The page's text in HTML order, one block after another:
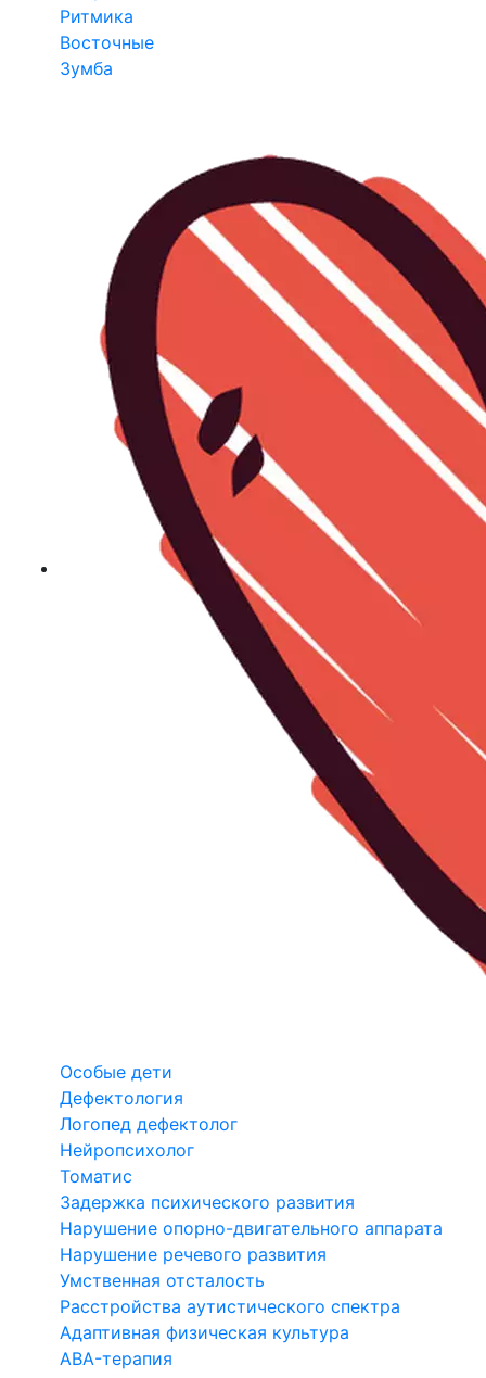
Ритмика
Восточные
Зумба
Особые дети
Дефектология
Логопед дефектолог
Нейропсихолог
Томатис
Задержка психического развития
Нарушение опорно-двигательного аппарата
Нарушение речевого развития
Умственная отсталость
Расстройства аутистического спектра
Адаптивная физическая культура
ABA-терапия